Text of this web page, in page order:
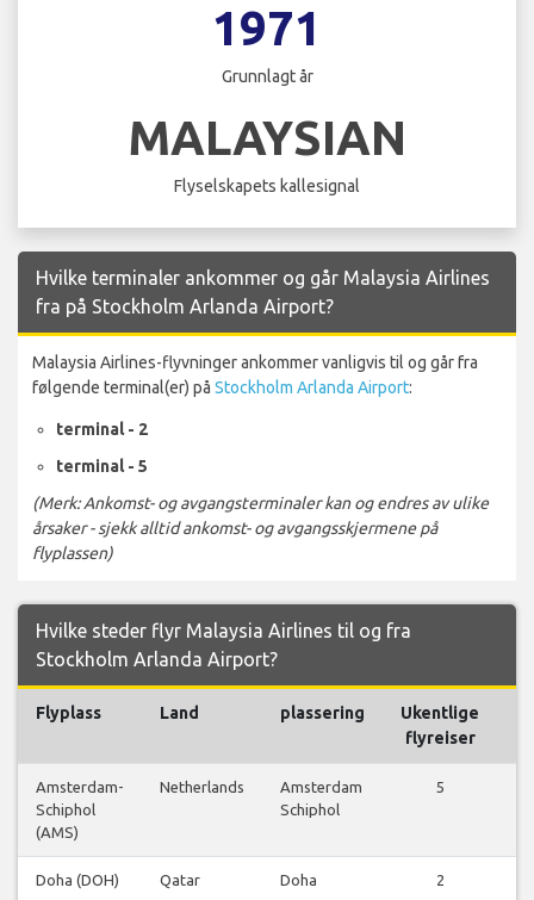
1971
Grunnlagt år
MALAYSIAN
Flyselskapets kallesignal
Hvilke terminaler ankommer og går Malaysia Airlines
fra på Stockholm Arlanda Airport?
Malaysia Airlines-flyvninger ankommer vanligvis til og går fra
følgende terminal(er) på Stockholm Arlanda Airport:
terminal - 2
terminal - 5
(Merk: Ankomst- og avgangsterminaler kan og endres av ulike
årsaker - sjekk alltid ankomst- og avgangsskjermene på
flyplassen)
Hvilke steder flyr Malaysia Airlines til og fra
Stockholm Arlanda Airport?
Flyplass Land plassering
Ukentlige
flyreiser
Amsterdam-
Schiphol
(AMS)
Netherlands
Amsterdam
Schiphol
5
Doha (DOH) Qatar Doha
2